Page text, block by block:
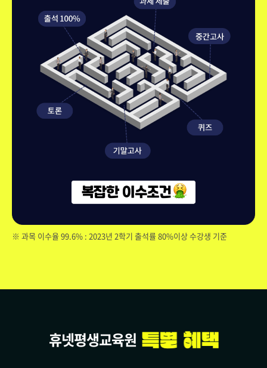
※ 과목 이수율 99.6% : 2023년 2학기 출석률 80%이상 수강생 기준
휴넷평생교육원